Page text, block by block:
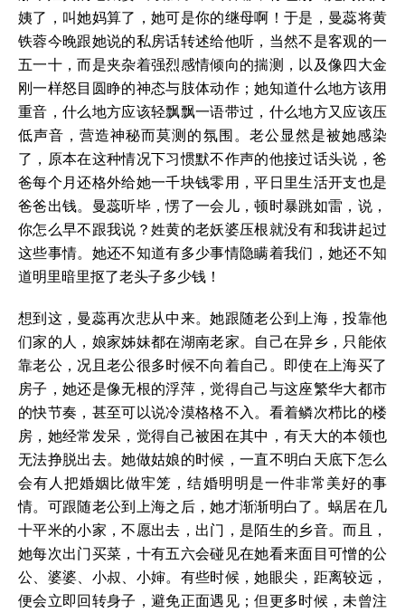
姨了，叫她妈算了，她可是你的继母啊！于是，曼蕊将黄
铁蓉今晚跟她说的私房话转述给他听，当然不是客观的一
五一十，而是夹杂着强烈感情倾向的揣测，以及像四大金
刚一样怒目圆睁的神态与肢体动作；她知道什么地方该用
重音，什么地方应该轻飘飘一语带过，什么地方又应该压
低声音，营造神秘而莫测的氛围。老公显然是被她感染
了，原本在这种情况下习惯默不作声的他接过话头说，爸
爸每个月还格外给她一千块钱零用，平日里生活开支也是
爸爸出钱。曼蕊听毕，愣了一会儿，顿时暴跳如雷，说，
你怎么早不跟我说？姓黄的老妖婆压根就没有和我讲起过
这些事情。她还不知道有多少事情隐瞒着我们，她还不知
道明里暗里抠了老头子多少钱！
想到这，曼蕊再次悲从中来。她跟随老公到上海，投靠他
们家的人，娘家姊妹都在湖南老家。自己在异乡，只能依
靠老公，况且老公很多时候不向着自己。即使在上海买了
房子，她还是像无根的浮萍，觉得自己与这座繁华大都市
的快节奏，甚至可以说冷漠格格不入。看着鳞次栉比的楼
房，她经常发呆，觉得自己被困在其中，有天大的本领也
无法挣脱出去。她做姑娘的时候，一直不明白天底下怎么
会有人把婚姻比做牢笼，结婚明明是一件非常美好的事
情。可跟随老公到上海之后，她才渐渐明白了。蜗居在几
十平米的小家，不愿出去，出门，是陌生的乡音。而且，
她每次出门买菜，十有五六会碰见在她看来面目可憎的公
公、婆婆、小叔、小婶。有些时候，她眼尖，距离较远，
便会立即回转身子，避免正面遇见；但更多时候，未曾注